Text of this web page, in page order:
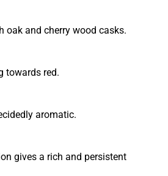
oak and cherry wood casks.
towards red.
aromatic.
gives a rich and persistent